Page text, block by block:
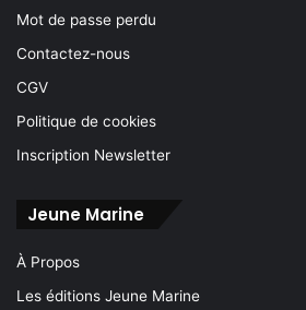
Mot de passe perdu
Contactez-nous
CGV
Politique de cookies
Inscription Newsletter
Jeune Marine
À Propos
Les éditions Jeune Marine